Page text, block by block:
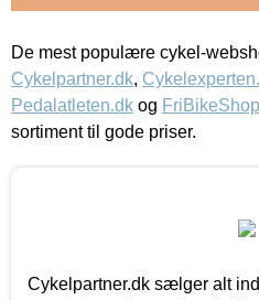
De mest populære cykel-
Cykelpartner.dk,
Pedalatleten.dk og
sortiment til gode priser.
Cykelpartner.dk sælger alt